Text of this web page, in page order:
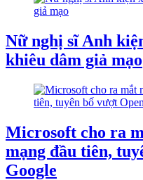
Nữ nghị sĩ Anh
khiêu dâm giả mạo
Microsoft cho ra
mạng đầu tiên,
Google